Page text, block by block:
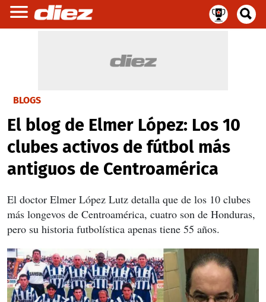
BLOGS
El blog de Elmer López: Los 10
clubes activos de fútbol más
antiguos de Centroamérica
El doctor Elmer López Lutz detalla que de los 10 clubes
más longevos de Centroamérica, cuatro son de Honduras,
pero su historia futbolística apenas tiene 55 años.